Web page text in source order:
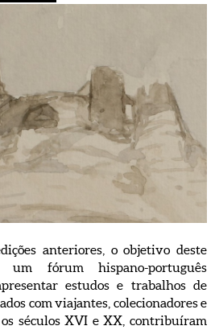
anteriores, o objetivo deste
fórum hispano-português
estudos e trabalhos de
com viajantes, colecionadores e
séculos XVI e XX, contribuíram